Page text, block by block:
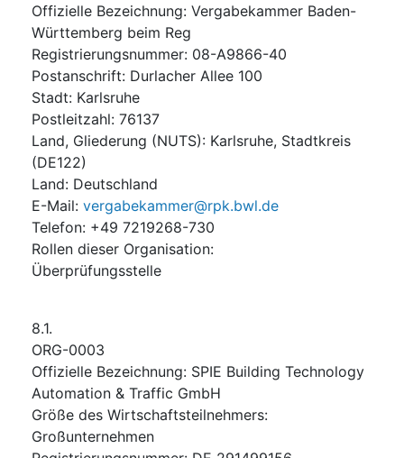
Offizielle Bezeichnung: Vergabekammer Baden-
Württemberg beim Reg
Registrierungsnummer: 08-A9866-40
Postanschrift: Durlacher Allee 100
Stadt: Karlsruhe
Postleitzahl: 76137
Land, Gliederung (NUTS): Karlsruhe, Stadtkreis
(DE122)
Land: Deutschland
E-Mail: vergabekammer@rpk.bwl.de
Telefon: +49 7219268-730
Rollen dieser Organisation:
Überprüfungsstelle
8.1.
ORG-0003
Offizielle Bezeichnung: SPIE Building Technology
Automation & Traffic GmbH
Größe des Wirtschaftsteilnehmers:
Großunternehmen